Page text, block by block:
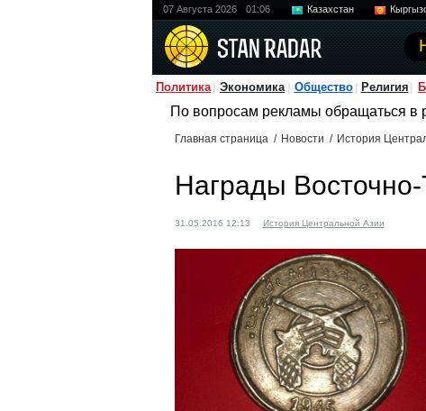
07 Августа 2026 01:06 Казахстан
Политика Экономика Общество Религия
По вопросам рекламы обращаться в
Главная страница / Новости / История
Награды Восточно-
31.05.2016 12:13 История Центральной Азии